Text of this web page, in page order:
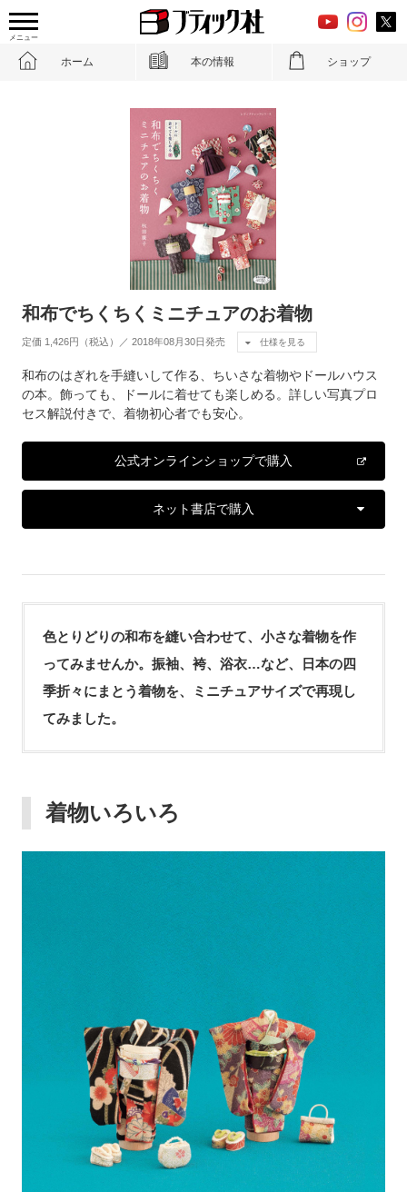
メニュー
ホーム 本の情報 ショップ
和布でちくちくミニチュアのお着物
定価 1,426円（税込）／ 2018年08月30日発売 仕様を見る
和布のはぎれを手縫いして作る、ちいさな着物やドールハウス
の本。飾っても、ドールに着せても楽しめる。詳しい写真プロ
セス解説付きで、着物初心者でも安心。
公式オンラインショップで購入
ネット書店で購入
色とりどりの和布を縫い合わせて、小さな着物を作
ってみませんか。振袖、袴、浴衣…など、日本の四
季折々にまとう着物を、ミニチュアサイズで再現し
てみました。
着物いろいろ